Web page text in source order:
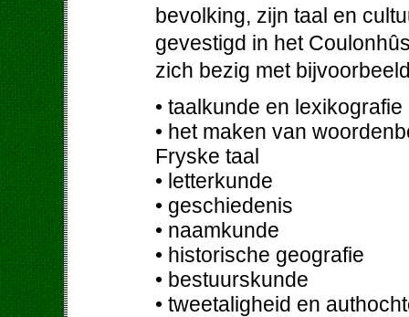
bevolking, zijn taal en
gevestigd in het
zich bezig met
• taalkunde en lexikografie
• het maken van
Fryske taal
• letterkunde
• geschiedenis
• naamkunde
• historische geografie
• bestuurskunde
• tweetaligheid en